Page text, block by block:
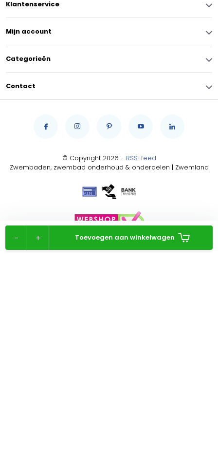
+
- Toevoegen aan winkelwagen
Klantenservice
Mijn account
Categorieën
Contact
© Copyright 2026 - RSS-feed
Zwembaden, zwembad onderhoud & onderdelen | Zwemland